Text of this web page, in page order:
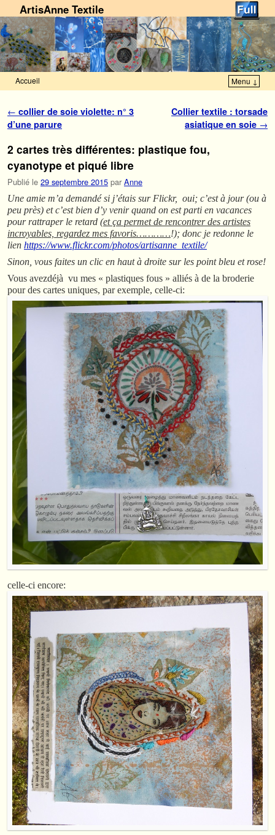
ArtisAnne Textile
Accueil Menu ↓
Navigation des articles
← collier de soie violette: n° 3
d’une parure
Collier textile : torsade
asiatique en soie →
2 cartes très différentes: plastique fou,
cyanotype et piqué libre
Publié le 29 septembre 2015 par Anne
Une amie m’a demandé si j’étais sur Flickr, oui; c’est à jour (ou à
peu près) et c’est bien d’y venir quand on est parti en vacances
pour rattraper le retard (et ça permet de rencontrer des artistes
incroyables, regardez mes favoris…………!); donc je redonne le
lien https://www.flickr.com/photos/artisanne_textile/
Sinon, vous faites un clic en haut à droite sur les point bleu et rose!
Vous avezdéjà vu mes « plastiques fous » alliés à de la broderie
pour des cartes uniques, par exemple, celle-ci:
celle-ci encore: